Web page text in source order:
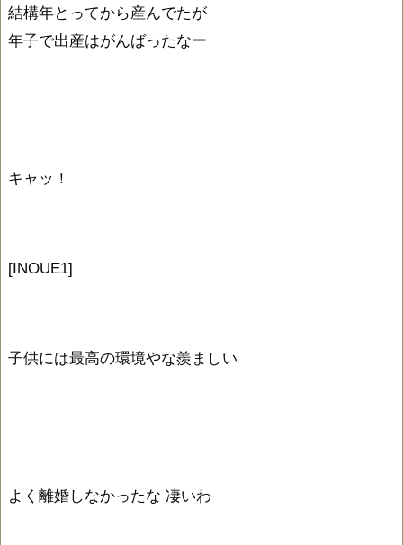
結構年とってから産んでたが
年子で出産はがんばったなー
キャッ！
[INOUE1]
子供には最高の環境やな羨ましい
よく離婚しなかったな 凄いわ